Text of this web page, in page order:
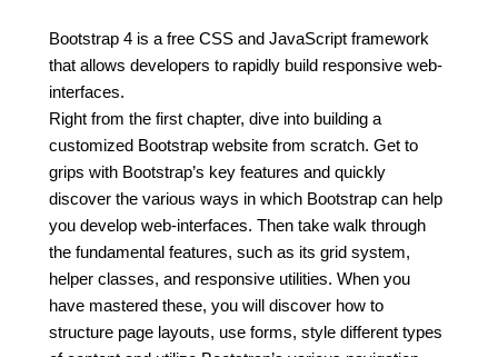
Bootstrap 4 is a free CSS and JavaScript framework
that allows developers to rapidly build responsive web-
interfaces.
Right from the first chapter, dive into building a
customized Bootstrap website from scratch. Get to
grips with Bootstrap’s key features and quickly
discover the various ways in which Bootstrap can help
you develop web-interfaces. Then take walk through
the fundamental features, such as its grid system,
helper classes, and responsive utilities. When you
have mastered these, you will discover how to
structure page layouts, use forms, style different types